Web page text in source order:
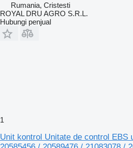
Rumania, Cristesti
ROYAL DRU AGRO S.R.L.
Hubungi penjual
1
Unit kontrol Unitate de control EBS